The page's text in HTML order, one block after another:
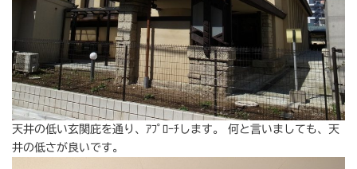
天井の低い玄関庇を通り、ｱﾌﾟﾛｰﾁします。 何と言いましても、天
井の低さが良いです。